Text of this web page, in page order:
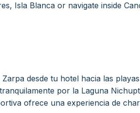
Isla Blanca or navigate inside
Zarpa desde tu hotel hacia las
por la Laguna
ofrece una experiencia de